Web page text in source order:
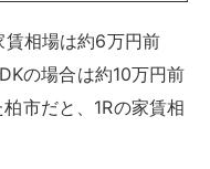
賃相場は約6万円前
の場合は約10万円前
市だと、1Rの家賃相